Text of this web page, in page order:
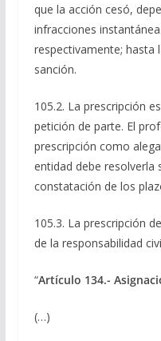
que la acción cesó,
infracciones
respectivamente; hasta
sanción.
105.2. La prescripción
petición de parte. El
prescripción como
entidad debe resolverla
constatación de los
105.3. La prescripción
de la responsabilidad
“Artículo 134.-
(…)